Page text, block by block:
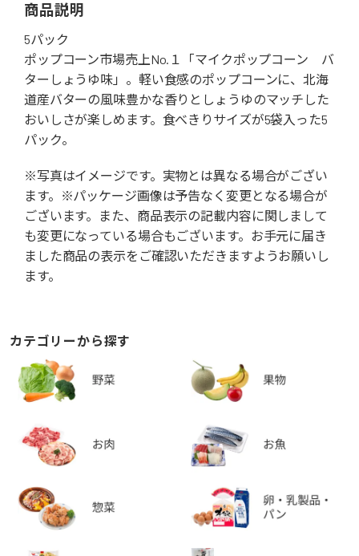
商品説明
5パック
ポップコーン市場売上No.１「マイクポップコーン バ
ターしょうゆ味」。軽い食感のポップコーンに、北海
道産バターの風味豊かな香りとしょうゆのマッチした
おいしさが楽しめます。食べきりサイズが5袋入った5
パック。
※写真はイメージです。実物とは異なる場合がござい
ます。※パッケージ画像は予告なく変更となる場合が
ございます。また、商品表示の記載内容に関しまして
も変更になっている場合もございます。お手元に届き
ました商品の表示をご確認いただきますようお願いし
ます。
カテゴリーから探す